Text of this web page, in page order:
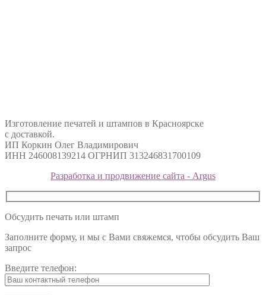
Изготовление печатей и штампов в Красноярске
с доставкой.
ИП Коркин Олег Владимирович
ИНН 246008139214 ОГРНИП 313246831700109
Разработка и продвижение сайта - Argus
Обсудить печать или штамп
Заполните форму, и мы с Вами свяжемся, чтобы обсудить Ваш
запрос
Введите телефон: